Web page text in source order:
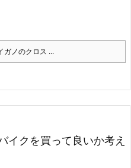
ガノのクロス ...
イクを買って良いか考え